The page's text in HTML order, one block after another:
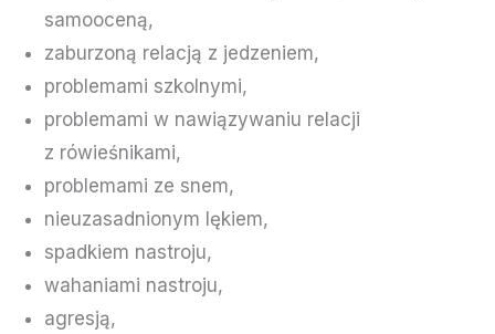
samooceną,
zaburzoną relacją z jedzeniem,
problemami szkolnymi,
problemami w nawiązywaniu relacji
z rówieśnikami,
problemami ze snem,
nieuzasadnionym lękiem,
spadkiem nastroju,
wahaniami nastroju,
agresją,